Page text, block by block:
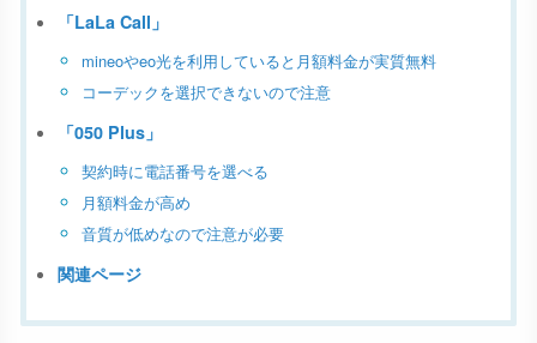
「LaLa Call」
mineoやeo光を利用していると月額料金が実質無料
コーデックを選択できないので注意
「050 Plus」
契約時に電話番号を選べる
月額料金が高め
音質が低めなので注意が必要
関連ページ